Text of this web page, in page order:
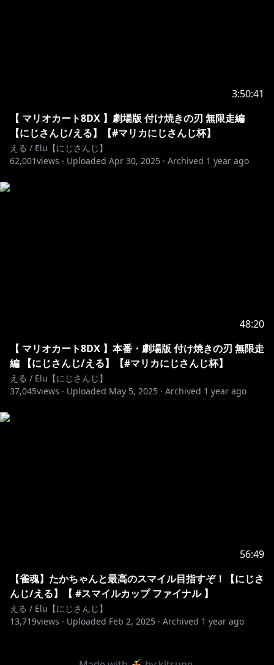
3:50:41
【 マリオカート8DX 】劇場版 付け焼きの刃 無限走編
【にじさんじ/える】【#マリカにじさんじ杯】
える / Elu【にじさんじ】
62,001views · Uploaded Apr 30, 2025 · Archived 1 year ago
48:20
【 マリオカート8DX 】本番・劇場版 付け焼きの刃 無限走
編 【にじさんじ/える】【#マリカにじさんじ杯】
える / Elu【にじさんじ】
37,045views · Uploaded May 5, 2025 · Archived 1 year ago
56:49
【雀魂】たかちゃんと最高のスマイル目指すぞ！【にじさ
んじ/える】【 #スマイルカップ ファイナル 】
える / Elu【にじさんじ】
13,719views · Uploaded Feb 2, 2025 · Archived 1 year ago